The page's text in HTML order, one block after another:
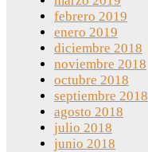
febrero 2019
enero 2019
diciembre 2018
noviembre 2018
octubre 2018
septiembre 2018
agosto 2018
julio 2018
junio 2018